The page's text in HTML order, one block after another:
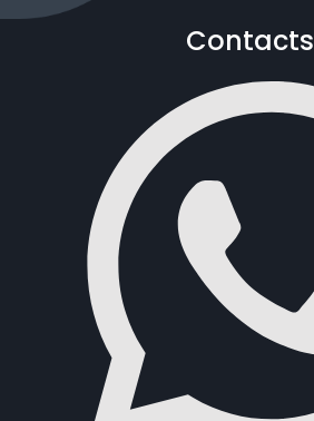
Contacts